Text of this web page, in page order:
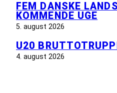
FEM DANSKE
KOMMENDE UGE
5. august 2026
U20
4. august 2026